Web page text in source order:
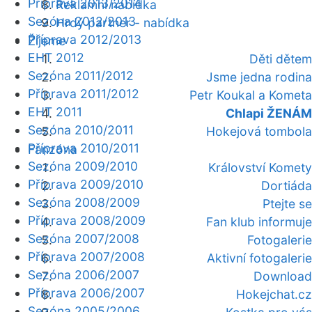
Reklamní nabídka
Hrdý partner - nabídka
Žijeme
Děti dětem
Jsme jedna rodina
Petr Koukal a Kometa
Chlapi ŽENÁM
Hokejová tombola
Fanzóna
Království Komety
Dortiáda
Ptejte se
Fan klub informuje
Fotogalerie
Aktivní fotogalerie
Download
Hokejchat.cz
Příprava 2013/2014
Sezóna 2012/2013
Příprava 2012/2013
EHT 2012
Sezóna 2011/2012
Příprava 2011/2012
EHT 2011
Sezóna 2010/2011
Příprava 2010/2011
Sezóna 2009/2010
Příprava 2009/2010
Sezóna 2008/2009
Příprava 2008/2009
Sezóna 2007/2008
Příprava 2007/2008
Sezóna 2006/2007
Příprava 2006/2007